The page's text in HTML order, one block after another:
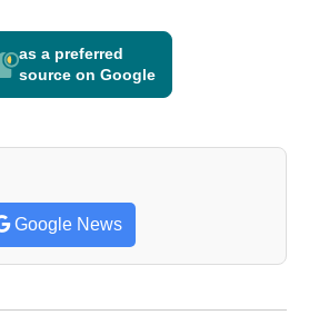
as a preferred
source on Google
Google News